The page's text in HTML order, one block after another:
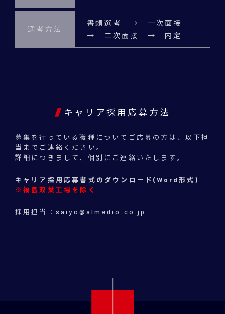
選考方法
書類選考 → 一次面接
→ 二次面接 → 内定
キャリア採用応募方法
募集を行っている職種についてご応募の方は、以下担
当までご連絡ください。
詳細につきまして、個別にご連絡いたします。
キャリア採用応募書式のダウンロード(Word形式)
※福島双葉工場を除く
採用担当： saiyo@almedio.co.jp